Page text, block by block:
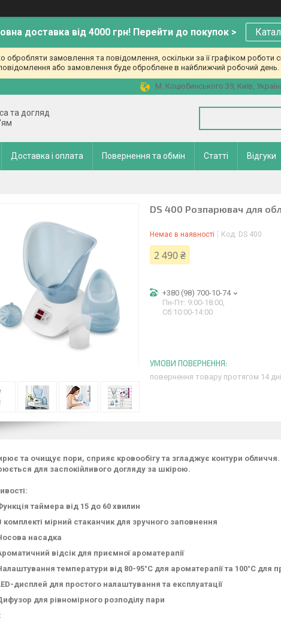
доставка від 4000 грн! Перейти до покупок >
замовлення та повідомлення, оскільки за її графіком роботи
або замовлення буде оброблене в найближчий робочий
М. Коцюбинського 39, Київ,
та догляд
Доставка і оплата Повернення та обмін Статті Відгуки
DS 400 Розпарювач для
Немає в наявності Код: DS 400
2 490 ₴
+380 (98) 700-10-74
Пн-Пт: 9:00-18:00,
Сб:10:00-14:00
повернення товару протягом 14
та очищує пори, сприяє кровообігу та згладжує контури
для заспокійливого догляду за шкірою.
таймера від 15 до 60 хвилин
комплекті мірний стаканчик для зручного заповнення
насадка
відсік для приємної ароматерапії
температури від 80-95°C для ароматерапії та 100°C для
дисплей для простого налаштування та експлуатації
для рівномірного розподілу пари